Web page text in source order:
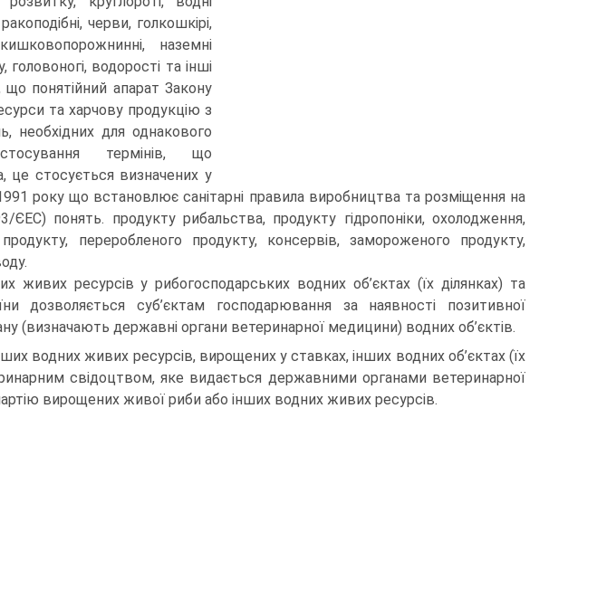
черви, голкошкірі,
наземні
головоногі, водорості та інші
що понятійний апарат Закону
та харчову продукцію з
необхідних для однакового
термінів, що
це стосується визначених у
року що встановлює санітарні правила виробництва та розміщення на
ЄЕС) понять. продукту рибальства, продукту гідропоніки, охолодження,
переробленого продукту, консервів, замороженого продукту,
живих ресурсів у рибогосподарських водних об’єктах (їх ділянках) та
дозволяється суб’єктам господарювання за наявності позитивної
(визначають державні органи ветеринарної медицини) водних об’єктів.
водних живих ресурсів, вирощених у ставках, інших водних об’єктах (їх
свідоцтвом, яке видається державними органами ветеринарної
вирощених живої риби або інших водних живих ресурсів.